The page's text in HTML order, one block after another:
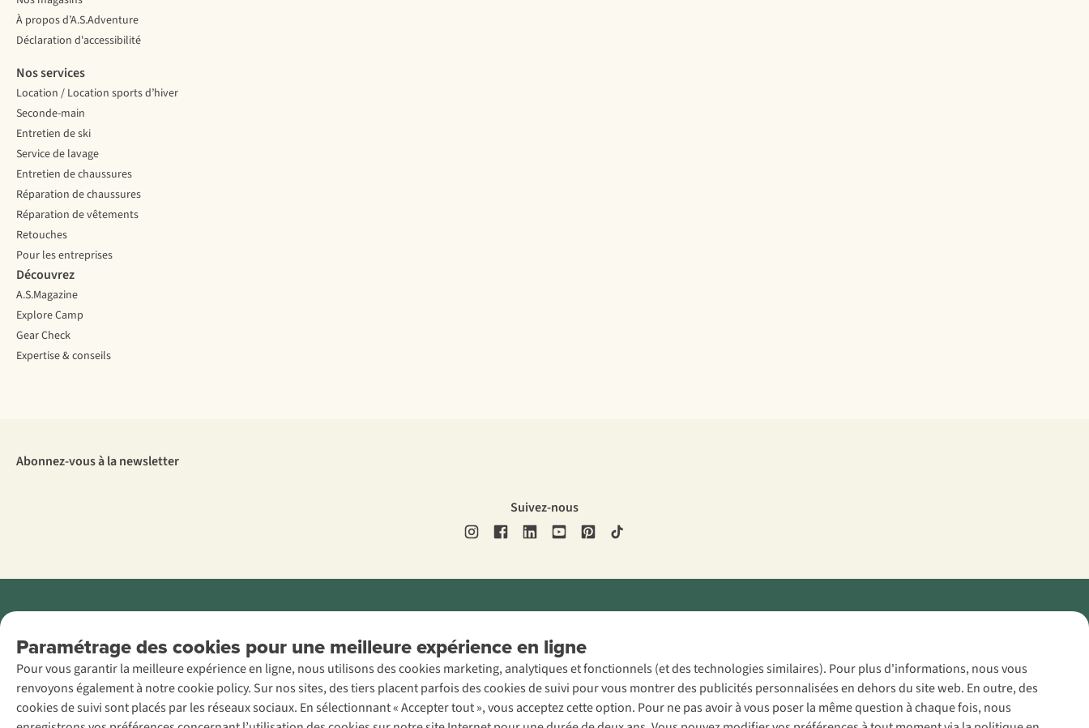
Paramétrage des cookies pour une meilleure expérience en ligne
Pour vous garantir la meilleure expérience en ligne, nous utilisons des cookies marketing, analytiques et fonctionnels (et des technologies similaires). Pour plus d'informations, nous vous
renvoyons également à notre cookie policy. Sur nos sites, des tiers placent parfois des cookies de suivi pour vous montrer des publicités personnalisées en dehors du site web. En outre, des
cookies de suivi sont placés par les réseaux sociaux. En sélectionnant « Accepter tout », vous acceptez cette option. Pour ne pas avoir à vous poser la même question à chaque fois, nous
À propos d’A.S.Adventure
Déclaration d'accessibilité
Nos services
Location / Location sports d’hiver
Seconde-main
Entretien de ski
Service de lavage
Entretien de chaussures
Réparation de chaussures
Réparation de vêtements
Retouches
Pour les entreprises
Découvrez
A.S.Magazine
Explore Camp
Gear Check
Expertise & conseils
Abonnez-vous à la newsletter
Suivez-nous
AS Adventure
France SAS,
Rue du Vieux
Faubourg 14, F-